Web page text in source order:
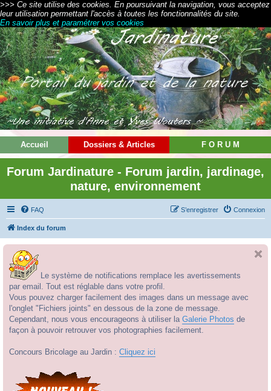
>>> Ce site utilise des cookies. En poursuivant la navigation, vous acceptez
leur utilisation permettant l'accès à toutes les fonctionnalités du site.
En savoir plus et paramétrer vos cookies
Accueil Dossiers & Articles F O R U M
Forum Jardinature - Forum jardin, jardinage,
nature, environnement
FAQ Connexion
S’enregistrer
Index du forum
Le système de notifications remplace les avertissements
par email. Tout est réglable dans votre profil.
Vous pouvez charger facilement des images dans un message avec
l'onglet "Fichiers joints" en dessous de la zone de message.
Cependant, nous vous encourageons à utiliser la Galerie Photos de
façon à pouvoir retrouver vos photographies facilement.
Concours Bricolage au Jardin : Cliquez ici